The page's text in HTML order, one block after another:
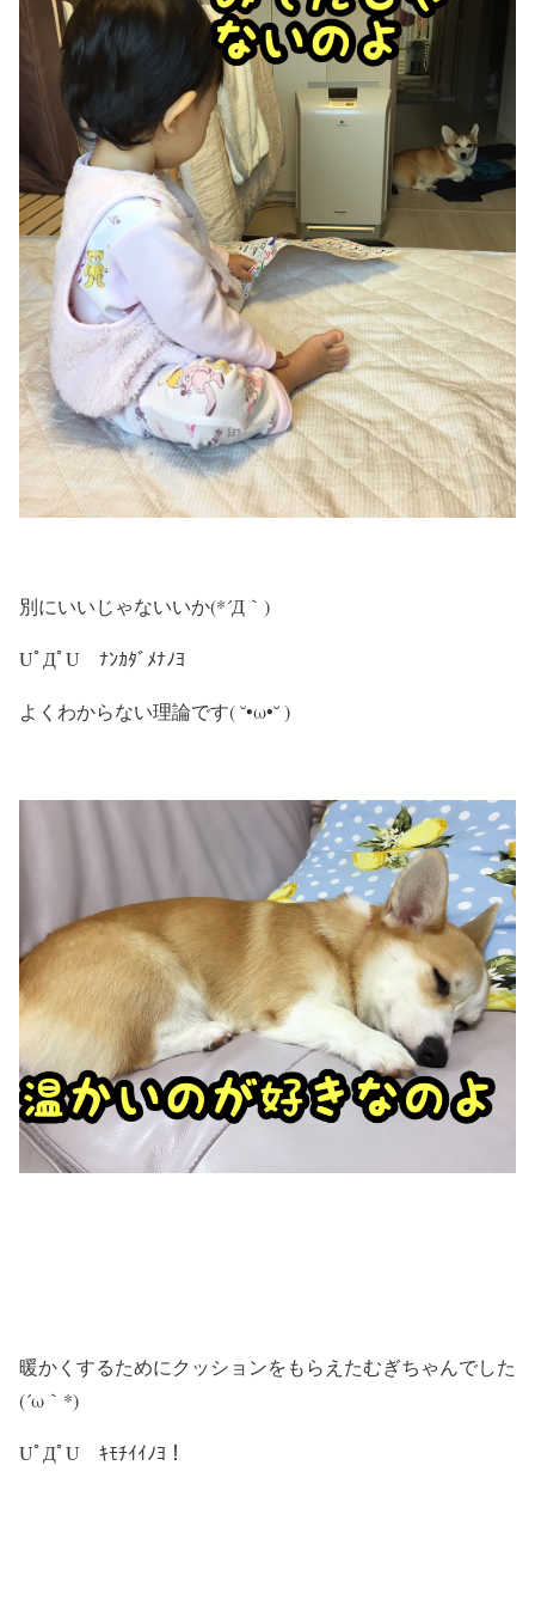
別にいいじゃないいか(*´Д｀)
UﾟДﾟU ﾅﾝｶﾀﾞﾒﾅﾉﾖ
よくわからない理論です( ˘•ω•˘ )
暖かくするためにクッションをもらえたむぎちゃんでした
(´ω｀*)
UﾟДﾟU ｷﾓﾁｲｲﾉﾖ！